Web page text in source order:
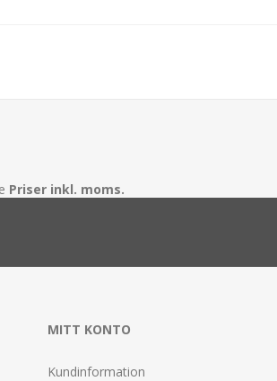
Priser inkl. moms.
MITT KONTO
Kundinformation